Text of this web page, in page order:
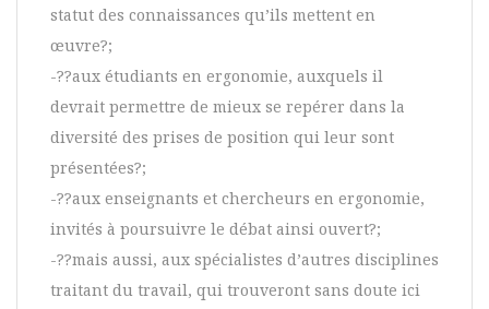
statut des connaissances qu’ils mettent en
œuvre?;
-??aux étudiants en ergonomie, auxquels il
devrait permettre de mieux se repérer dans la
diversité des prises de position qui leur sont
présentées?;
-??aux enseignants et chercheurs en ergonomie,
invités à poursuivre le débat ainsi ouvert?;
-??mais aussi, aux spécialistes d’autres disciplines
traitant du travail, qui trouveront sans doute ici